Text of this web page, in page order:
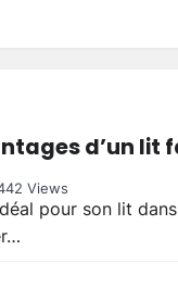
d’un lit
Views
pour son lit